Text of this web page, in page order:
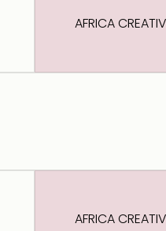
AFRICA
AFRICA